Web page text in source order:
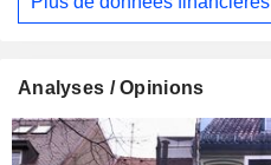
Analyses / Opinions